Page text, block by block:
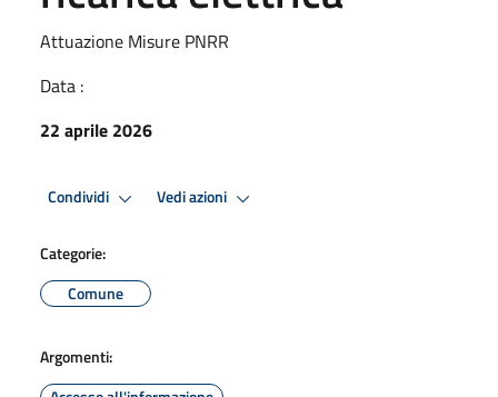
Attuazione Misure PNRR
Data :
22 aprile 2026
Condividi Vedi azioni
Categorie:
Comune
Argomenti: